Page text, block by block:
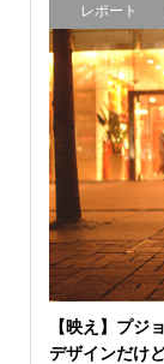
レポート
【映え】プジ
デザインだけ